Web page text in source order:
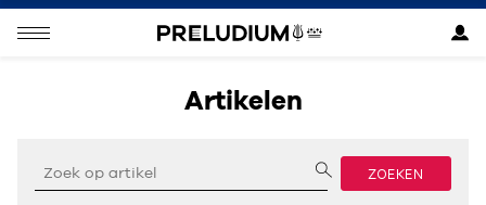
Artikelen
ZOEKEN